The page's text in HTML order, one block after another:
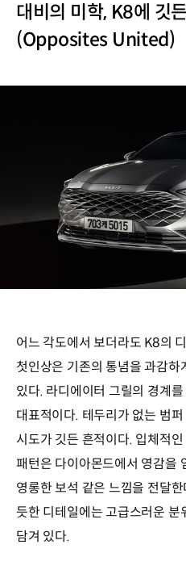
대비의 미학, K8에 깃
(Opposites United)
어느 각도에서 보더라도 K8의
첫인상은 기존의 통념을 과감
있다. 라디에이터 그릴의 경계
대표적이다. 테두리가 없는 범
시도가 깃든 흔적이다. 입체적
패턴은 다이아몬드에서 영감을
영롱한 보석 같은 느낌을 전달
듯한 디테일에는 고급스러운 분
담겨 있다.